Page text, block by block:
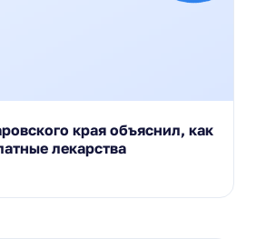
края объяснил, как
лекарства